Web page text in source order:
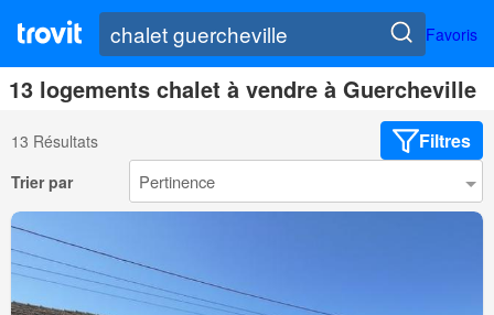
Favoris
13 logements chalet à vendre à Guercheville
13 Résultats Filtres
Trier par